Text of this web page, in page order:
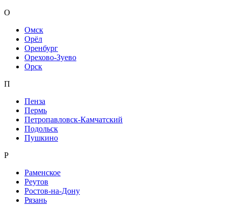
О
Омск
Орёл
Оренбург
Орехово-Зуево
Орск
П
Пенза
Пермь
Петропавловск-Камчатский
Подольск
Пушкино
Р
Раменское
Реутов
Ростов-на-Дону
Рязань